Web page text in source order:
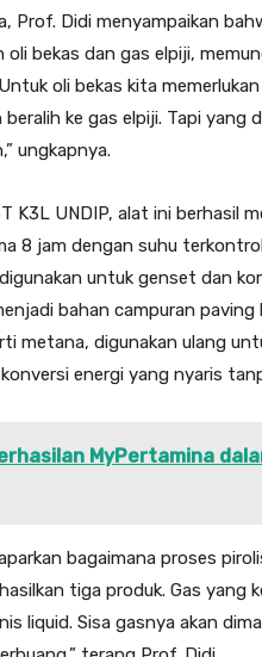
Prof. Didi menyampaikan
oli bekas dan gas elpiji,
oli bekas kita
beralih ke gas elpiji. Tapi
ungkapnya.
K3L UNDIP, alat ini berhasil
8 jam dengan suhu
untuk genset dan
bahan campuran
metana, digunakan ulang
energi yang nyaris
MyPertamina
bagaimana proses
tiga produk. Gas yang
liquid. Sisa gasnya akan